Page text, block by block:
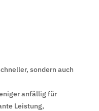
sondern auch
anfällig für
Leistung,